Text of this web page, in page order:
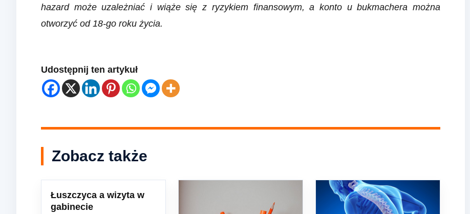
hazard może uzależniać i wiąże się z ryzykiem finansowym, a konto u bukmachera można
otworzyć od 18-go roku życia.
Udostępnij ten artykuł
Zobacz także
Łuszczyca a wizyta w
gabinecie